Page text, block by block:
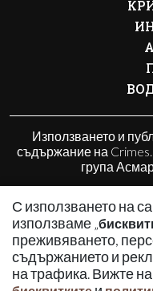
С използването на
използваме „
преживяването,
съдържанието и
на трафика. Вижте
Използването и
съдържание на
група
© 2010 - 2026 |